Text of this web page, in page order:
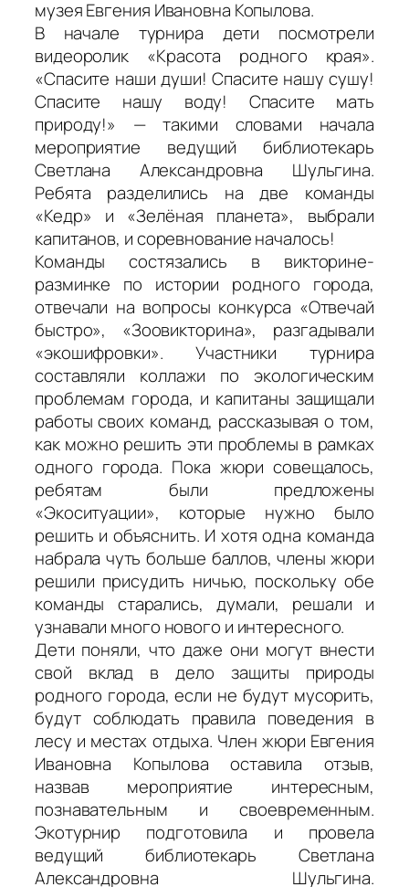
музея Евгения Ивановна Копылова.
В начале турнира дети посмотрели
видеоролик «Красота родного края».
«Спасите наши души! Спасите нашу сушу!
Спасите нашу воду! Спасите мать
природу!» — такими словами начала
мероприятие ведущий библиотекарь
Светлана Александровна Шульгина.
Ребята разделились на две команды
«Кедр» и «Зелёная планета», выбрали
капитанов, и соревнование началось!
Команды состязались в викторине-
разминке по истории родного города,
отвечали на вопросы конкурса «Отвечай
быстро», «Зоовикторина», разгадывали
«экошифровки». Участники турнира
составляли коллажи по экологическим
проблемам города, и капитаны защищали
работы своих команд, рассказывая о том,
как можно решить эти проблемы в рамках
одного города. Пока жюри совещалось,
ребятам были предложены
«Экоситуации», которые нужно было
решить и объяснить. И хотя одна команда
набрала чуть больше баллов, члены жюри
решили присудить ничью, поскольку обе
команды старались, думали, решали и
узнавали много нового и интересного.
Дети поняли, что даже они могут внести
свой вклад в дело защиты природы
родного города, если не будут мусорить,
будут соблюдать правила поведения в
лесу и местах отдыха. Член жюри Евгения
Ивановна Копылова оставила отзыв,
назвав мероприятие интересным,
познавательным и своевременным.
Экотурнир подготовила и провела
ведущий библиотекарь Светлана
Александровна Шульгина.